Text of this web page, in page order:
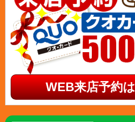
WEB来店予約